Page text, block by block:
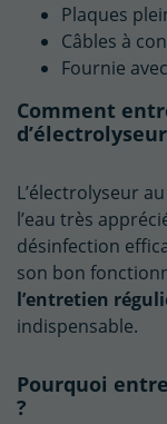
Plaques
Câbles à
Fournie
Comment
L’électrolyseur
l’eau très
désinfection
son bon
l’entretien
indispensable.
Pourquoi
?